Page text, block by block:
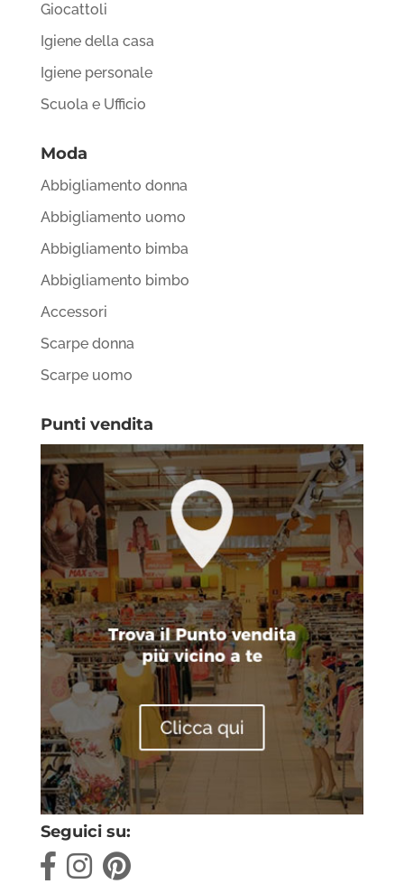
Giocattoli
Igiene della casa
Igiene personale
Scuola e Ufficio
Moda
Abbigliamento donna
Abbigliamento uomo
Abbigliamento bimba
Abbigliamento bimbo
Accessori
Scarpe donna
Scarpe uomo
Punti vendita
Seguici su: